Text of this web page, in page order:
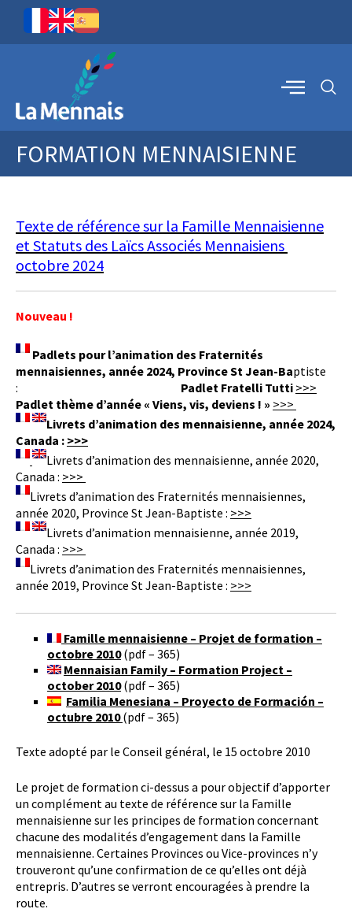
FORMATION MENNAISIENNE
Texte de référence sur la Famille Mennaisienne
et Statuts des Laïcs Associés Mennaisiens
octobre 2024
Nouveau !
Padlets pour l’animation des Fraternités
mennaisiennes, année 2024, Province St Jean-Baptiste
: Padlet Fratelli Tutti >>>
Padlet thème d’année « Viens, vis, deviens ! » >>>
Livrets d’animation des mennaisienne, année 2024,
Canada : >>>
Livrets d’animation des mennaisienne, année 2020,
Canada : >>>
Livrets d’animation des Fraternités mennaisiennes,
année 2020, Province St Jean-Baptiste : >>>
Livrets d’animation mennaisienne, année 2019,
Canada : >>>
Livrets d’animation des Fraternités mennaisiennes,
année 2019, Province St Jean-Baptiste : >>>
Famille mennaisienne – Projet de formation –
octobre 2010(pdf – 365)
Mennaisian Family – Formation Project –
october 2010(pdf – 365)
Familia Menesiana – Proyecto de Formación –
octubre 2010(pdf – 365)
Texte adopté par le Conseil général, le 15 octobre 2010
Le projet de formation ci-dessus a pour objectif d’apporter
un complément au texte de référence sur la Famille
mennaisienne sur les principes de formation concernant
chacune des modalités d’engagement dans la Famille
mennaisienne. Certaines Provinces ou Vice-provinces n’y
trouveront qu’une confirmation de ce qu’elles ont déjà
entrepris. D’autres se verront encouragées à prendre la
route.